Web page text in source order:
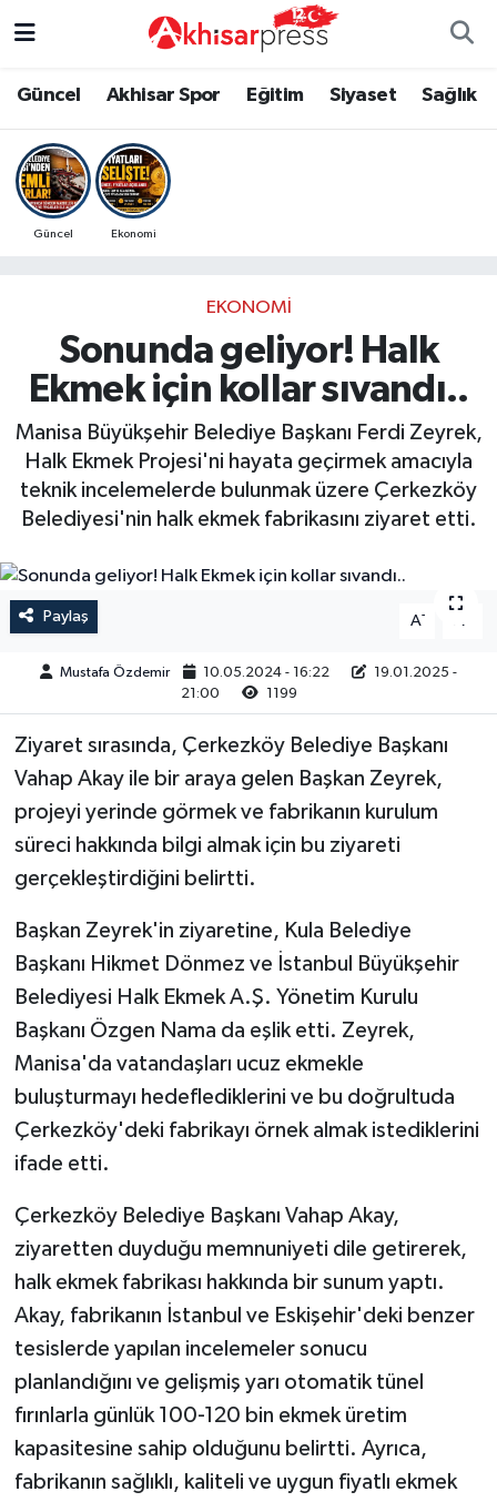
Güncel Akhisar Spor Eğitim Siyaset Sağlık
Güncel Ekonomi
EKONOMI
Sonunda geliyor! Halk
Ekmek için kollar sıvandı..
Manisa Büyükşehir Belediye Başkanı Ferdi Zeyrek,
Halk Ekmek Projesi'ni hayata geçirmek amacıyla
teknik incelemelerde bulunmak üzere Çerkezköy
Belediyesi'nin halk ekmek fabrikasını ziyaret etti.
Paylaş A- A
Mustafa Özdemir 10.05.2024 - 16:22
19.01.2025 -
21:00
1199
Ziyaret sırasında, Çerkezköy Belediye Başkanı
Vahap Akay ile bir araya gelen Başkan Zeyrek,
projeyi yerinde görmek ve fabrikanın kurulum
süreci hakkında bilgi almak için bu ziyareti
gerçekleştirdiğini belirtti.
Başkan Zeyrek'in ziyaretine, Kula Belediye
Başkanı Hikmet Dönmez ve İstanbul Büyükşehir
Belediyesi Halk Ekmek A.Ş. Yönetim Kurulu
Başkanı Özgen Nama da eşlik etti. Zeyrek,
Manisa'da vatandaşları ucuz ekmekle
buluşturmayı hedeflediklerini ve bu doğrultuda
Çerkezköy'deki fabrikayı örnek almak istediklerini
ifade etti.
Çerkezköy Belediye Başkanı Vahap Akay,
ziyaretten duyduğu memnuniyeti dile getirerek,
halk ekmek fabrikası hakkında bir sunum yaptı.
Akay, fabrikanın İstanbul ve Eskişehir'deki benzer
tesislerde yapılan incelemeler sonucu
planlandığını ve gelişmiş yarı otomatik tünel
fırınlarla günlük 100-120 bin ekmek üretim
kapasitesine sahip olduğunu belirtti. Ayrıca,
fabrikanın sağlıklı, kaliteli ve uygun fiyatlı ekmek
Güncel
Akhisar Spor
Eğitim
Ekonomi
Tarım-Gıda
Kültür-Sanat
Magazin
Magazin
Kültür-Sanat
Duyurular
Röportaj
Dünya
Yaşam
Kadın
Etiketler
Güncel
Eğitim
Siyaset
Ekonomi
Magazin
Kültür-Sanat
Duyurular
Yaşam
Kadın
Teknoloji
Yerel Haber
Akhisar Emlak
Ülke
Etiketler
Manisa Nöbetçi Eczaneler
Manisa Hava Durumu
Manisa Namaz Vakitleri
Süper Lig Puan Durumu ve Fikstür
Tüm Manşetler
Son Dakika Haberleri
Haber Arşivi